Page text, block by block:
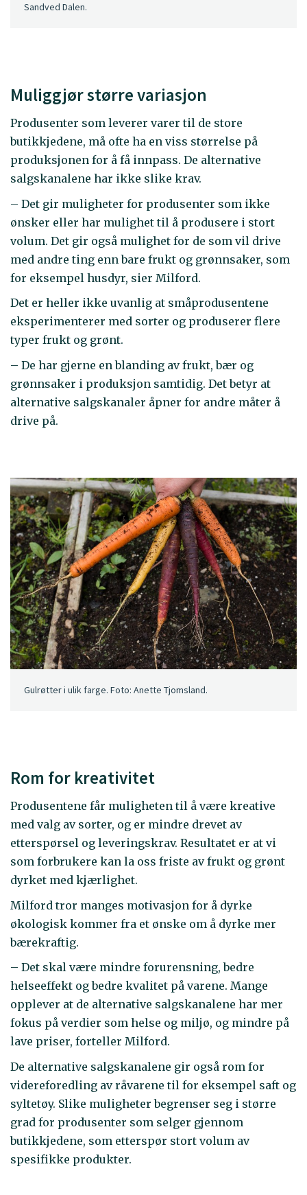
Sandved Dalen.
Muliggjør større variasjon
Produsenter som leverer varer til de store
butikkjedene, må ofte ha en viss størrelse på
produksjonen for å få innpass. De alternative
salgskanalene har ikke slike krav.
– Det gir muligheter for produsenter som ikke
ønsker eller har mulighet til å produsere i stort
volum. Det gir også mulighet for de som vil drive
med andre ting enn bare frukt og grønnsaker, som
for eksempel husdyr, sier Milford.
Det er heller ikke uvanlig at småprodusentene
eksperimenterer med sorter og produserer flere
typer frukt og grønt.
– De har gjerne en blanding av frukt, bær og
grønnsaker i produksjon samtidig. Det betyr at
alternative salgskanaler åpner for andre måter å
drive på.
Gulrøtter i ulik farge. Foto: Anette Tjomsland.
Rom for kreativitet
Produsentene får muligheten til å være kreative
med valg av sorter, og er mindre drevet av
etterspørsel og leveringskrav. Resultatet er at vi
som forbrukere kan la oss friste av frukt og grønt
dyrket med kjærlighet.
Milford tror manges motivasjon for å dyrke
økologisk kommer fra et ønske om å dyrke mer
bærekraftig.
– Det skal være mindre forurensning, bedre
helseeffekt og bedre kvalitet på varene. Mange
opplever at de alternative salgskanalene har mer
fokus på verdier som helse og miljø, og mindre på
lave priser, forteller Milford.
De alternative salgskanalene gir også rom for
videreforedling av råvarene til for eksempel saft og
syltetøy. Slike muligheter begrenser seg i større
grad for produsenter som selger gjennom
butikkjedene, som etterspør stort volum av
spesifikke produkter.